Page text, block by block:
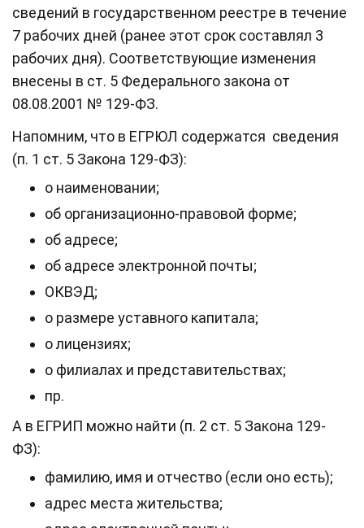
сведений в государственном реестре в течение
7 рабочих дней (ранее этот срок составлял 3
рабочих дня). Соответствующие изменения
внесены в ст. 5 Федерального закона от
08.08.2001 № 129-ФЗ.
Напомним, что в ЕГРЮЛ содержатся сведения
(п. 1 ст. 5 Закона 129-ФЗ):
о наименовании;
об организационно-правовой форме;
об адресе;
об адресе электронной почты;
ОКВЭД;
о размере уставного капитала;
о лицензиях;
о филиалах и представительствах;
пр.
А в ЕГРИП можно найти (п. 2 ст. 5 Закона 129-
ФЗ):
фамилию, имя и отчество (если оно есть);
адрес места жительства;